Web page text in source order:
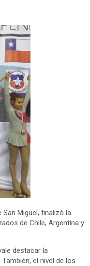
Miguel, finalizó la
de Chile, Argentina y
destacar la
el nivel de los